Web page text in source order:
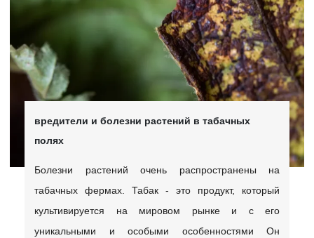
вредители и болезни растений в табачных
полях
Болезни растений очень распространены на
табачных фермах. Табак - это продукт, который
культивируется на мировом рынке и с его
уникальными и особыми особенностями Он